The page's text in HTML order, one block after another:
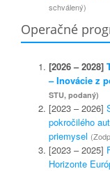
schválený)
Operačné
[2026 – 2028]
– Inovácie z
STU, podaný)
[2023 – 2026]
pokročilého
priemysel
[2023 – 2025]
Horizonte